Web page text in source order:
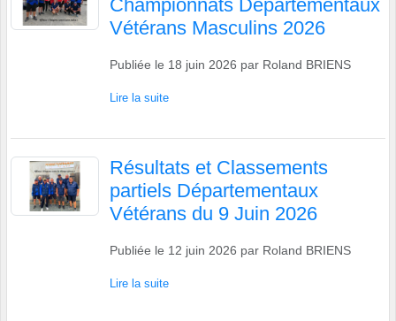
Championnats Départementaux
Vétérans Masculins 2026
Publiée le 18 juin 2026 par Roland BRIENS
Lire la suite
Résultats et Classements
partiels Départementaux
Vétérans du 9 Juin 2026
Publiée le 12 juin 2026 par Roland BRIENS
Lire la suite